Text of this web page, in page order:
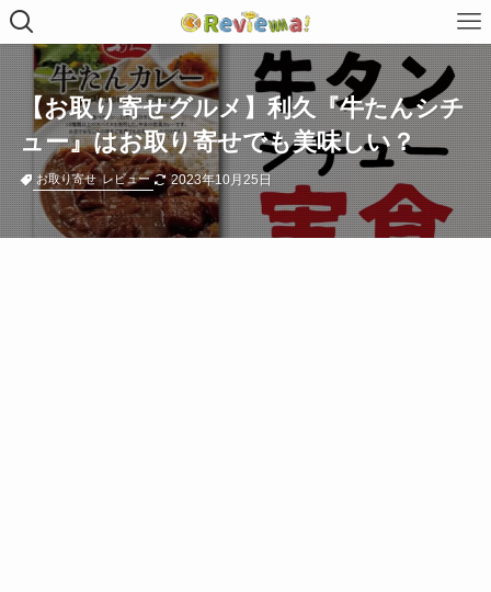
【お取り寄せグルメ】利久『牛たんシチ
ュー』はお取り寄せでも美味しい？
お取り寄せ レビュー 2023年10月25日